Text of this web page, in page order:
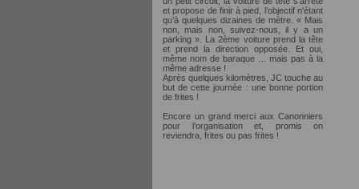
et propose de finir à pied, l’objectif n’étant
qu’à quelques dizaines de mètre. « Mais
non, mais non, suivez-nous, il y a un
parking ». La 2ème voiture prend la tête
et prend la direction opposée. Et oui,
même nom de baraque … mais pas à la
même adresse !
Après quelques kilomètres, JC touche au
but de cette journée : une bonne portion
de frites !
Encore un grand merci aux Canonniers
pour l’organisation et, promis on
reviendra, frites ou pas frites !